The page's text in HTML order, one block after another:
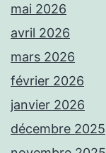
mai 2026
avril 2026
mars 2026
février 2026
janvier 2026
décembre 2025